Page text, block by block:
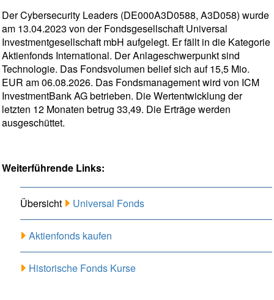
Der Cybersecurity Leaders (DE000A3D0588, A3D058) wurde
am 13.04.2023 von der Fondsgesellschaft Universal
Investmentgesellschaft mbH aufgelegt. Er fällt in die Kategorie
Aktienfonds International. Der Anlageschwerpunkt sind
Technologie. Das Fondsvolumen belief sich auf 15,5 Mio.
EUR am 06.08.2026. Das Fondsmanagement wird von ICM
InvestmentBank AG betrieben. Die Wertentwicklung der
letzten 12 Monaten betrug 33,49. Die Erträge werden
ausgeschüttet.
Weiterführende Links:
Übersicht Universal Fonds
Aktienfonds kaufen
Historische Fonds Kurse